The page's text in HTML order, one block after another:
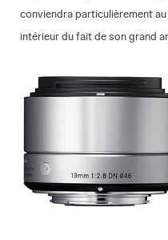
conviendra particulièrement
intérieur du fait de son grand